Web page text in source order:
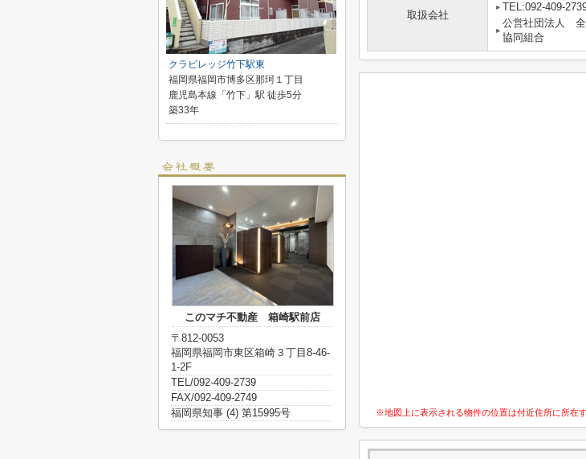
取扱会社
TEL:092-409-
公営社団法人 全
協同組合
※地図上に表示される物件の位置は付近住所に所在
クラビレッジ竹下駅東
福岡県福岡市博多区那珂１丁目
鹿児島本線「竹下」駅 徒歩5分
築33年
このマチ不動産 箱崎駅前店
〒812-0053
福岡県福岡市東区箱崎３丁目8-46-
1-2F
TEL/092-409-2739
FAX/092-409-2749
福岡県知事 (4) 第15995号